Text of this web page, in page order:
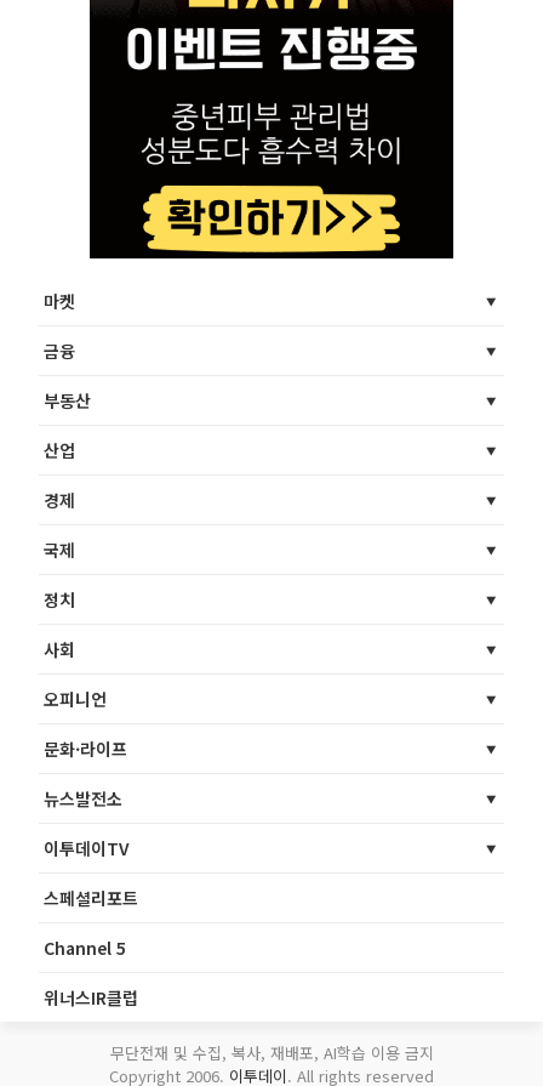
마켓
금융
부동산
산업
경제
국제
정치
사회
오피니언
문화·라이프
뉴스발전소
이투데이TV
스페셜리포트
Channel 5
위너스IR클럽
무단전재 및 수집, 복사, 재배포, AI학습 이용 금지
Copyright 2006. 이투데이. All rights reserved